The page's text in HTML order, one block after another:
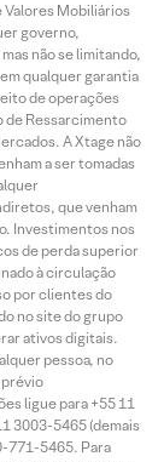
Valores Mobiliários
governo,
não se limitando,
qualquer garantia
de operações
de Ressarcimento
A Xtage não
a ser tomadas
que venham
Investimentos nos
de perda superior
à circulação
por clientes do
no site do grupo
ativos digitais.
pessoa, no
prévio
ligue para +55 11
3003-5465 (demais
771-5465. Para